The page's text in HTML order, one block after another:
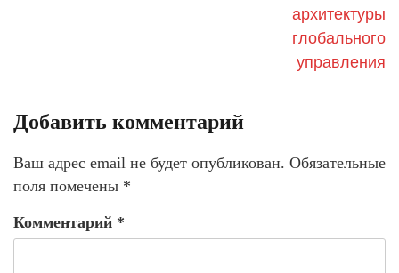
архитектуры
глобального
управления
Добавить комментарий
Ваш адрес email не будет опубликован. Обязательные
поля помечены *
Комментарий *